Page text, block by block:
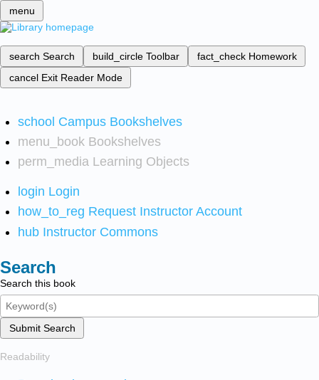
menu
search Search build_circle Toolbar fact_check Homework
cancel Exit Reader Mode
school Campus Bookshelves
menu_book Bookshelves
perm_media Learning Objects
login Login
how_to_reg Request Instructor Account
hub Instructor Commons
Search
Search this book
Submit Search
Readability